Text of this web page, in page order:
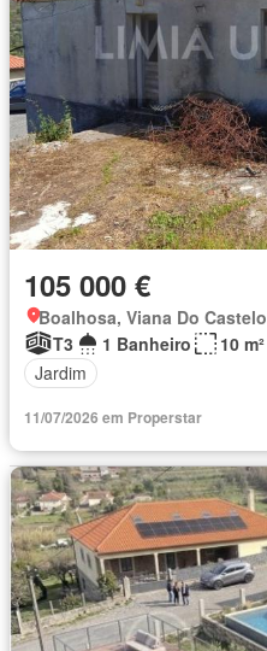
105 000 €
Boalhosa, Viana Do Castelo
T3
1 Banheiro
10 m²
Jardim
11/07/2026 em Properstar